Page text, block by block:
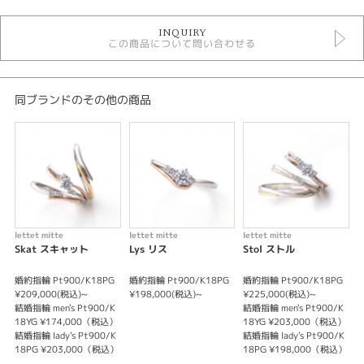
婚約指輪
lettet mitte ＞ 婚約指輪
デザイン
テイスト
婚約指輪 シンプル
紹介文
誓いのコトバが輪になって 薬指を包みこむ
そのやすらぎは 寄り添うふたりのぬくもり
lettetmitteが表現するのは
幸せにはずむココロと 愛のつながり
INQUIRY
この商品について問い合わせる
同ブランドのその他の商品
lettet mitte
Skat スキャット
婚約指輪 Pt900/K18PG
¥209,000(税込)~
結婚指輪 men's Pt900/K
18YG ¥174,000（税込）
結婚指輪 lady's Pt900/K
18PG ¥203,000（税込）
lettet mitte
Lys リス
婚約指輪 Pt900/K18PG
¥198,000(税込)~
lettet mitte
Stol ストル
婚約指輪 Pt900/K18PG
¥225,000(税込)~
結婚指輪 men's Pt900/K
18YG ¥203,000（税込）
結婚指輪 lady's Pt900/K
18PG ¥198,000（税込）